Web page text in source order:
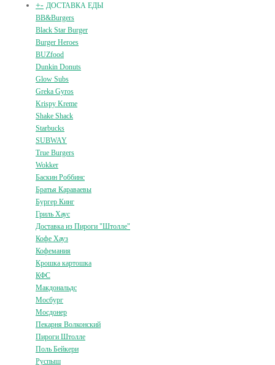
+- ДОСТАВКА ЕДЫ
BB&Burgers
Black Star Burger
Burger Heroes
BUZfood
Dunkin Donuts
Glow Subs
Greka Gyros
Krispy Kreme
Shake Shack
Starbucks
SUBWAY
True Burgers
Wokker
Баскин Роббинс
Братья Караваевы
Бургер Кинг
Гриль Хаус
Доставка из Пироги "Штолле"
Кофе Хауз
Кофемания
Крошка картошка
КФС
Макдональдс
Мосбург
Мосдонер
Пекарня Волконский
Пироги Штолле
Поль Бейкери
Руспыш